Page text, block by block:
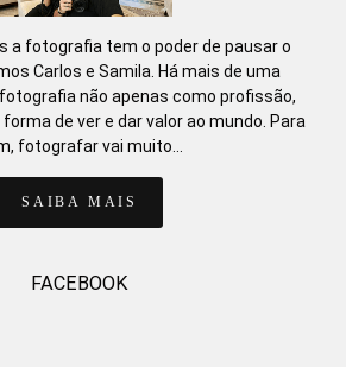
a fotografia tem o poder de pausar o
Carlos e Samila. Há mais de uma
não apenas como profissão,
de ver e dar valor ao mundo. Para
fotografar vai muito...
SAIBA MAIS
FACEBOOK